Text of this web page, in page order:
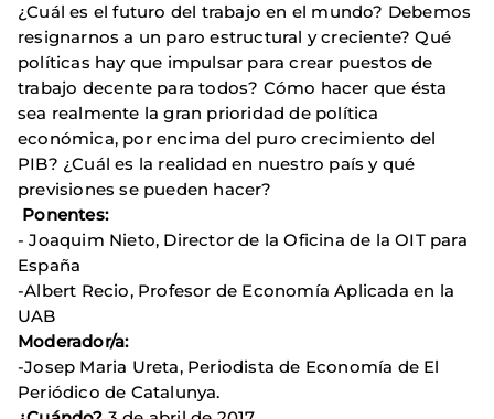
¿Cuál es el futuro del trabajo en el mundo? Debemos
resignarnos a un paro estructural y creciente? Qué
políticas hay que impulsar para crear puestos de
trabajo decente para todos? Cómo hacer que ésta
sea realmente la gran prioridad de política
económica, por encima del puro crecimiento del
PIB? ¿Cuál es la realidad en nuestro país y qué
previsiones se pueden hacer?
Ponentes:
- Joaquim Nieto, Director de la Oficina de la OIT para
España
-Albert Recio, Profesor de Economía Aplicada en la
UAB
Moderador/a:
-Josep ­Maria Ureta, Periodista de Economía de El
Periódico de Catalunya.